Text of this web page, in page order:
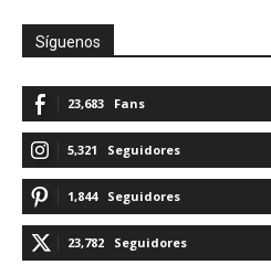
Síguenos
23,683 Fans
5,321 Seguidores
1,844 Seguidores
23,782 Seguidores